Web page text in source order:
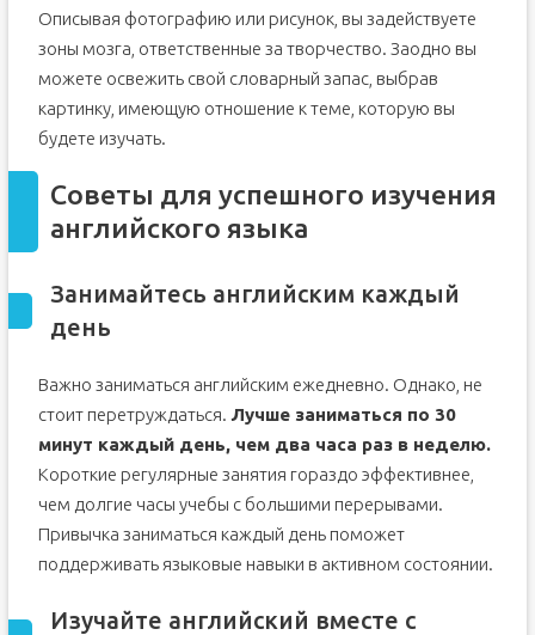
Описывая фотографию или рисунок, вы задействуете
зоны мозга, ответственные за творчество. Заодно вы
можете освежить свой словарный запас, выбрав
картинку, имеющую отношение к теме, которую вы
будете изучать.
Советы для успешного изучения
английского языка
Занимайтесь английским каждый
день
Важно заниматься английским ежедневно. Однако, не
стоит перетруждаться. Лучше заниматься по 30
минут каждый день, чем два часа раз в неделю.
Короткие регулярные занятия гораздо эффективнее,
чем долгие часы учебы с большими перерывами.
Привычка заниматься каждый день поможет
поддерживать языковые навыки в активном состоянии.
Изучайте английский вместе с